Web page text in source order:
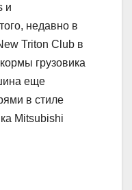
и
недавно в
Triton Club в
грузовика
еще
в стиле
Mitsubishi